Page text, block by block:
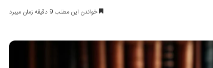
خواندن این مطلب 9 دقیقه زمان میبرد